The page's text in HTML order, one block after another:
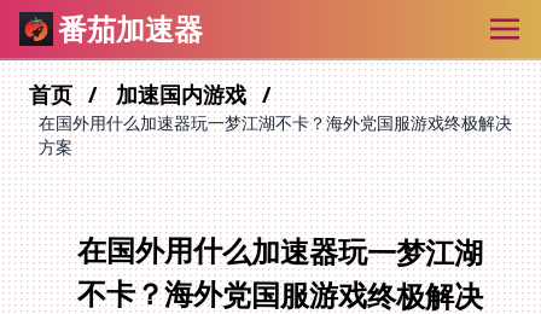
番茄加速器
首页 加速国内游戏
在国外用什么加速器玩一梦江湖不卡？海外党国服游戏终极解决
方案
在国外用什么加速器玩一梦江湖
不卡？海外党国服游戏终极解决